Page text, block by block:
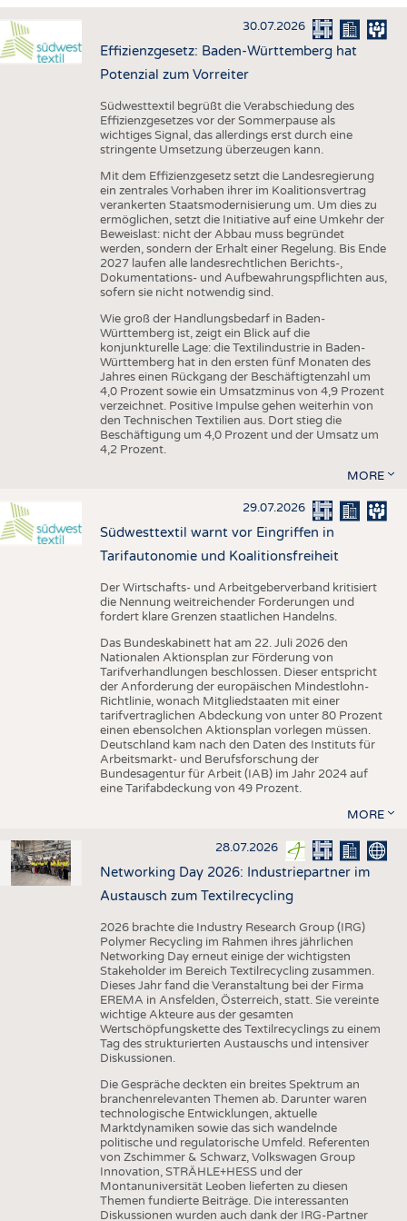
HAUS- UND HEIMTEXTILIEN
BEKLEIDUNG
AUSSCHREIBUNGEN
DTV AUSSCHREIBUNGSDIENST
STATISTICS
ADRESSEN & LINKS
PUBLIKATIONEN
TERMINE
BRANCHENTERMINE
30.07.2026
Effizienzgesetz: Baden-Württemberg hat
Potenzial zum Vorreiter
Südwesttextil begrüßt die Verabschiedung des
Effizienzgesetzes vor der Sommerpause als
wichtiges Signal, das allerdings erst durch eine
stringente Umsetzung überzeugen kann.
Mit dem Effizienzgesetz setzt die Landesregierung
ein zentrales Vorhaben ihrer im Koalitionsvertrag
verankerten Staatsmodernisierung um. Um dies zu
ermöglichen, setzt die Initiative auf eine Umkehr der
Beweislast: nicht der Abbau muss begründet
werden, sondern der Erhalt einer Regelung. Bis Ende
2027 laufen alle landesrechtlichen Berichts-,
Dokumentations- und Aufbewahrungspflichten aus,
sofern sie nicht notwendig sind.
Wie groß der Handlungsbedarf in Baden-
Württemberg ist, zeigt ein Blick auf die
konjunkturelle Lage: die Textilindustrie in Baden-
Württemberg hat in den ersten fünf Monaten des
Jahres einen Rückgang der Beschäftigtenzahl um
4,0 Prozent sowie ein Umsatzminus von 4,9 Prozent
verzeichnet. Positive Impulse gehen weiterhin von
den Technischen Textilien aus. Dort stieg die
Beschäftigung um 4,0 Prozent und der Umsatz um
4,2 Prozent.
MORE
29.07.2026
Südwesttextil warnt vor Eingriffen in
Tarifautonomie und Koalitionsfreiheit
Der Wirtschafts- und Arbeitgeberverband kritisiert
die Nennung weitreichender Forderungen und
fordert klare Grenzen staatlichen Handelns.
Das Bundeskabinett hat am 22. Juli 2026 den
Nationalen Aktionsplan zur Förderung von
Tarifverhandlungen beschlossen. Dieser entspricht
der Anforderung der europäischen Mindestlohn-
Richtlinie, wonach Mitgliedstaaten mit einer
tarifvertraglichen Abdeckung von unter 80 Prozent
einen ebensolchen Aktionsplan vorlegen müssen.
Deutschland kam nach den Daten des Instituts für
Arbeitsmarkt- und Berufsforschung der
Bundesagentur für Arbeit (IAB) im Jahr 2024 auf
eine Tarifabdeckung von 49 Prozent.
MORE
28.07.2026
Networking Day 2026: Industriepartner im
Austausch zum Textilrecycling
2026 brachte die Industry Research Group (IRG)
Polymer Recycling im Rahmen ihres jährlichen
Networking Day erneut einige der wichtigsten
Stakeholder im Bereich Textilrecycling zusammen.
Dieses Jahr fand die Veranstaltung bei der Firma
EREMA in Ansfelden, Österreich, statt. Sie vereinte
wichtige Akteure aus der gesamten
Wertschöpfungskette des Textilrecyclings zu einem
Tag des strukturierten Austauschs und intensiver
Diskussionen.
Die Gespräche deckten ein breites Spektrum an
branchenrelevanten Themen ab. Darunter waren
technologische Entwicklungen, aktuelle
Marktdynamiken sowie das sich wandelnde
politische und regulatorische Umfeld. Referenten
von Zschimmer & Schwarz, Volkswagen Group
Innovation, STRÄHLE+HESS und der
Montanuniversität Leoben lieferten zu diesen
Themen fundierte Beiträge. Die interessanten
Diskussionen wurden auch dank der IRG-Partner